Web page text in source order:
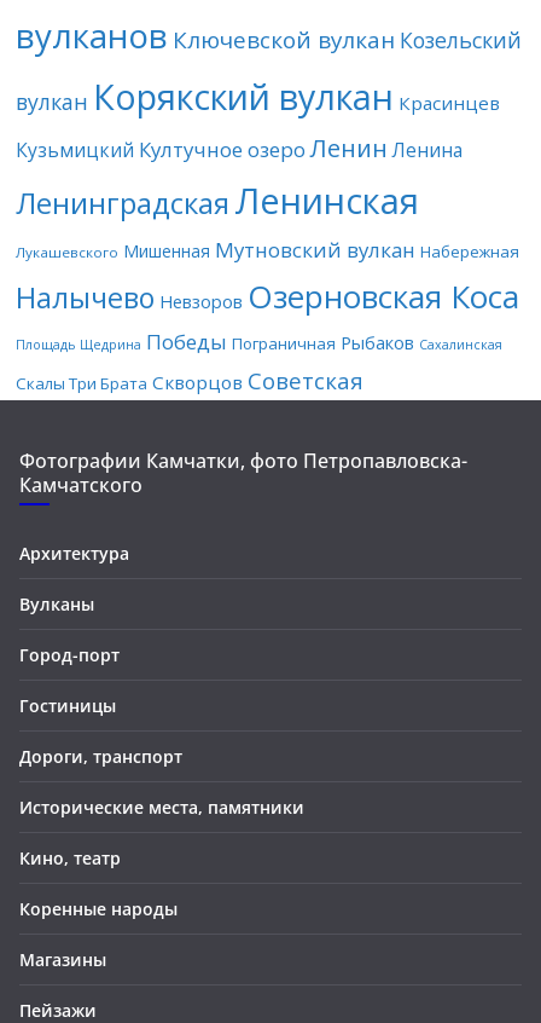
вулканов Ключевской вулкан Козельский
вулкан Корякский вулкан Красинцев
Кузьмицкий Култучное озеро Ленин Ленина
Ленинградская Ленинская
Лукашевского Мишенная Мутновский вулкан Набережная
Налычево Невзоров Озерновская Коса
Площадь Щедрина Победы Пограничная Рыбаков Сахалинская
Скалы Три Брата Скворцов Советская
Фотографии Камчатки, фото Петропавловска-
Камчатского
Архитектура
Вулканы
Город-порт
Гостиницы
Дороги, транспорт
Исторические места, памятники
Кино, театр
Коренные народы
Магазины
Пейзажи